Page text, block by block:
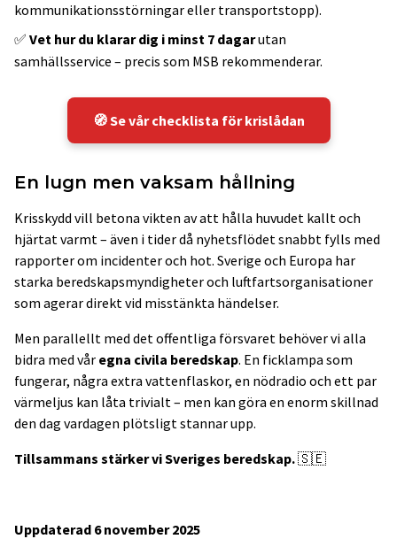
kommunikationsstörningar eller transportstopp).
✅ Vet hur du klarar dig i minst 7 dagarutan
samhällsservice – precis som MSB rekommenderar.
🧭 Se vår checklista för krislådan
En lugn men vaksam hållning
Krisskydd vill betona vikten av att hålla huvudet kallt och
hjärtat varmt – även i tider då nyhetsflödet snabbt fylls med
rapporter om incidenter och hot. Sverige och Europa har
starka beredskapsmyndigheter och luftfartsorganisationer
som agerar direkt vid misstänkta händelser.
Men parallellt med det offentliga försvaret behöver vi alla
bidra med vår egna civila beredskap. En ficklampa som
fungerar, några extra vattenflaskor, en nödradio och ett par
värmeljus kan låta trivialt – men kan göra en enorm skillnad
den dag vardagen plötsligt stannar upp.
Tillsammans stärker vi Sveriges beredskap.🇸🇪
Uppdaterad 6 november 2025